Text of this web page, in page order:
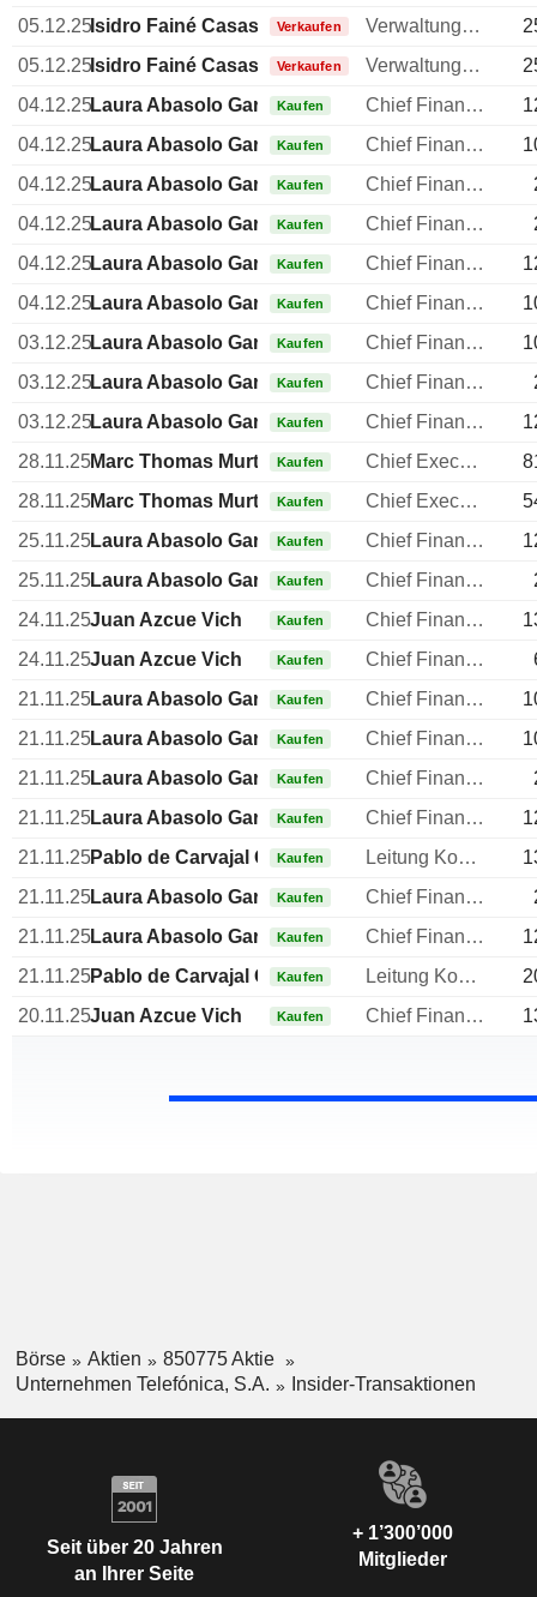
05.12.25Isidro Fainé Casas Verkaufen Verwaltungsratsmitglied
05.12.25Isidro Fainé Casas Verkaufen Verwaltungsratsmitglied
04.12.25Laura Abasolo García de Baquedano
Kaufen Chief Financial Officer (CFO)
04.12.25Laura Abasolo García de Baquedano
Kaufen Chief Financial Officer (CFO)
04.12.25Laura Abasolo García de Baquedano
Kaufen Chief Financial Officer (CFO)
04.12.25Laura Abasolo García de Baquedano
Kaufen Chief Financial Officer (CFO)
04.12.25Laura Abasolo García de Baquedano
Kaufen Chief Financial Officer (CFO)
04.12.25Laura Abasolo García de Baquedano
Kaufen Chief Financial Officer (CFO)
03.12.25Laura Abasolo García de Baquedano
Kaufen Chief Financial Officer (CFO)
03.12.25Laura Abasolo García de Baquedano
Kaufen Chief Financial Officer (CFO)
03.12.25Laura Abasolo García de Baquedano
Kaufen Chief Financial Officer (CFO)
28.11.25Marc Thomas Murtra Millar
Kaufen Chief Executive Officer (CEO)
28.11.25Marc Thomas Murtra Millar
Kaufen Chief Executive Officer (CEO)
25.11.25Laura Abasolo García de Baquedano
Kaufen Chief Financial Officer (CFO)
25.11.25Laura Abasolo García de Baquedano
Kaufen Chief Financial Officer (CFO)
24.11.25Juan Azcue Vich Kaufen Chief Financial Officer (CFO)
24.11.25Juan Azcue Vich Kaufen Chief Financial Officer (CFO)
21.11.25Laura Abasolo García de Baquedano
Kaufen Chief Financial Officer (CFO)
21.11.25Laura Abasolo García de Baquedano
Kaufen Chief Financial Officer (CFO)
21.11.25Laura Abasolo García de Baquedano
Kaufen Chief Financial Officer (CFO)
21.11.25Laura Abasolo García de Baquedano
Kaufen Chief Financial Officer (CFO)
21.11.25Pablo de Carvajal González
Kaufen Leitung Kommunikation
21.11.25Laura Abasolo García de Baquedano
Kaufen Chief Financial Officer (CFO)
21.11.25Laura Abasolo García de Baquedano
Kaufen Chief Financial Officer (CFO)
21.11.25Pablo de Carvajal González
Kaufen Leitung Kommunikation
20.11.25Juan Azcue Vich Kaufen Chief Financial Officer (CFO)
Börse Aktien
850775 Aktie
Unternehmen Telefónica, S.A.
Insider-Transaktionen
Seit über 20 Jahren
an Ihrer Seite
+ 1’300’000
Mitglieder